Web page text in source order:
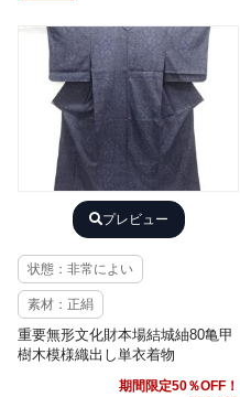
プレビュー
状態：非常によい
素材：正絹
重要無形文化財本場結城紬80亀甲
樹木模様織出し単衣着物
期間限定50％OFF！